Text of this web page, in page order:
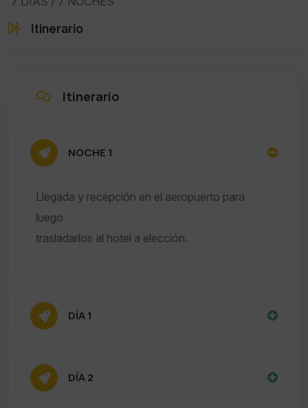
Itinerario
Itinerario
NOCHE 1
Llegada y recepción en el aeropuerto para
luego
trasladarlos al hotel a elección.
DÍA 1
DÍA 2